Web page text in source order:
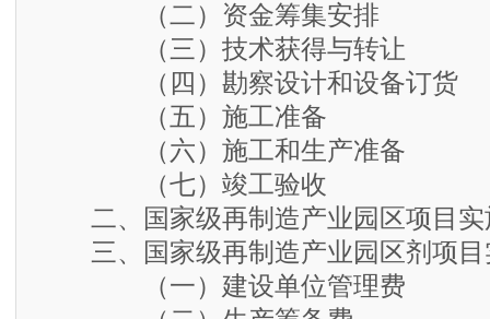
（二）资金筹集安排
（三）技术获得与转让
（四）勘察设计和设备订货
（五）施工准备
（六）施工和生产准备
（七）竣工验收
二、国家级再制造产业园区项目实
三、国家级再制造产业园区剂项目
（一）建设单位管理费